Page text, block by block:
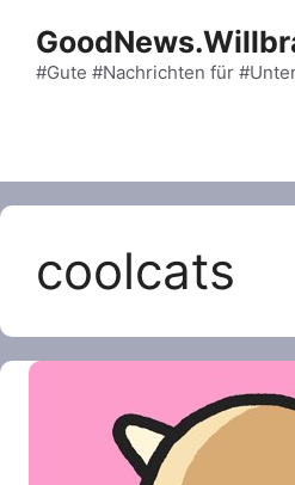
content#Gute #Nachrichten für
coolcats